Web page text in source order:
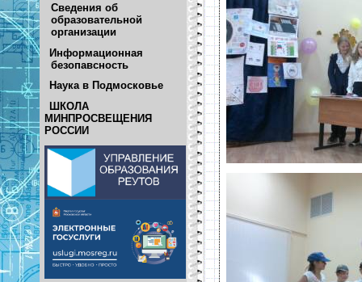
Сведения об
образовательной
организации
Информационная
безопавсность
Наука в Подмосковье
ШКОЛА
МИНПРОСВЕЩЕНИЯ
РОССИИ